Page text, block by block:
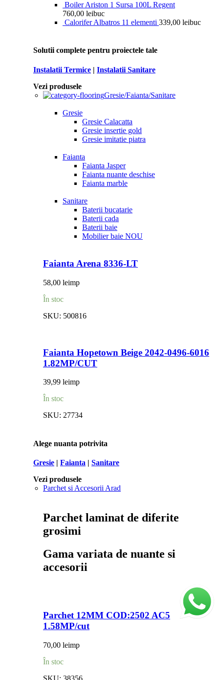
Boiler Ariston 1 Sursa 100L Regent
760,00 leibuc
Calorifer Albatros 11 elementi 339,00 leibuc
Solutii complete pentru proiectele tale
Instalatii Termice | Instalatii Sanitare
Vezi produsele
Gresie/Faianta/Sanitare
Gresie
Gresie Calacatta
Gresie insertie gold
Gresie imitatie piatra
Faianta
Faianta Jasper
Faianta nuante deschise
Faianta marble
Sanitare
Baterii bucatarie
Baterii cada
Baterii baie
Mobilier baie NOU
Faianta Arena 8336-LT
58,00 leimp
În stoc
SKU: 500816
Faianta Hopetown Beige 2042-0496-6016
1.82MP/CUT
39,99 leimp
În stoc
SKU: 27734
Alege nuanta potrivita
Gresie | Faianta | Sanitare
Vezi produsele
Parchet si Accesorii Arad
Parchet laminat de diferite
grosimi
Gama variata de nuante si
accesorii
Parchet 12MM COD:2502 AC5
1.58MP/cut
70,00 leimp
În stoc
SKU: 38356